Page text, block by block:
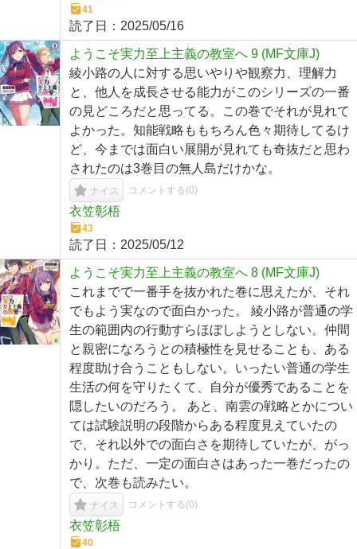
41
読了日： 2025/05/16
ようこそ実力至上主義の教室へ 9 (MF文庫J)
綾小路の人に対する思いやりや観察力、理解力
と、他人を成長させる能力がこのシリーズの一番
の見どころだと思ってる。この巻でそれが見れて
よかった。知能戦略ももちろん色々期待してるけ
ど、今までは面白い展開が見れても奇抜だと思わ
されたのは3巻目の無人島だけかな。
ナイス コメントする(0)
衣笠彰梧
43
読了日： 2025/05/12
ようこそ実力至上主義の教室へ 8 (MF文庫J)
これまでで一番手を抜かれた巻に思えたが、それ
でもよう実なので面白かった。 綾小路が普通の学
生の範囲内の行動すらほぼしようとしない。仲間
と親密になろうとの積極性を見せることも、ある
程度助け合うこともしない。いったい普通の学生
生活の何を守りたくて、自分が優秀であることを
隠したいのだろう。 あと、南雲の戦略とかについ
ては試験説明の段階からある程度見えていたの
で、それ以外での面白さを期待していたが、がっ
かり。ただ、一定の面白さはあった一巻だったの
で、次巻も読みたい。
ナイス コメントする(0)
衣笠彰梧
40